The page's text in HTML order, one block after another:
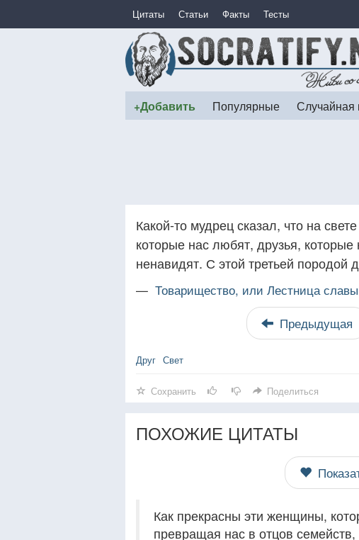
Цитаты Статьи Факты Тесты
+Добавить Популярные Случайная
Какой-то мудрец сказал, что на
которые нас любят, друзья,
ненавидят. С этой третьей
— Товарищество, или Лестница
Предыдущая
Друг Свет
Сохранить Поделиться
ПОХОЖИЕ ЦИТАТЫ
Как прекрасны эти женщины,
превращая нас в отцов